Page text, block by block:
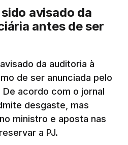
situação ilegal, se
terão que ser
seus pedidos de asilo
pelas autoridades
irresponsabilidade
avisado da
antes de ser
da auditoria à
de ser anunciada pelo
acordo com o jornal
desgaste, mas
ministro e aposta nas
a PJ.